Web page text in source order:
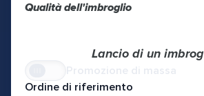
Qualità dell'imbroglio
Lancio di un
Ordine di riferimento